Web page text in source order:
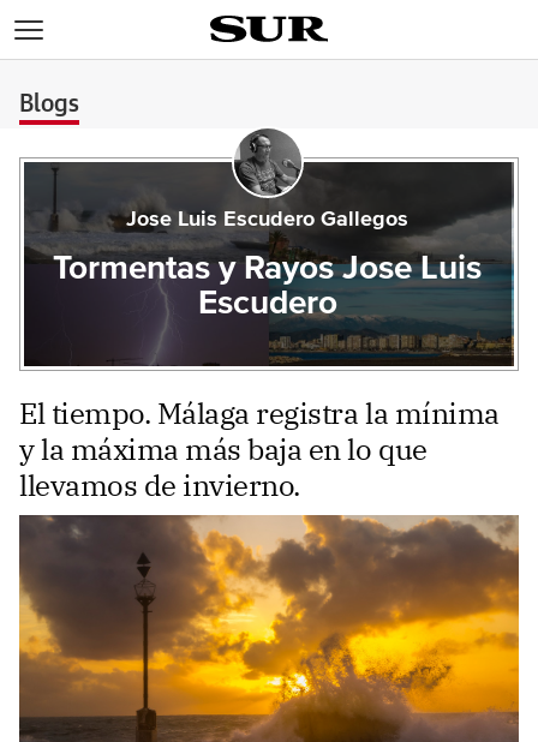
Blogs
Jose Luis Escudero Gallegos
Tormentas y Rayos Jose Luis
Escudero
El tiempo. Málaga registra la mínima
y la máxima más baja en lo que
llevamos de invierno.